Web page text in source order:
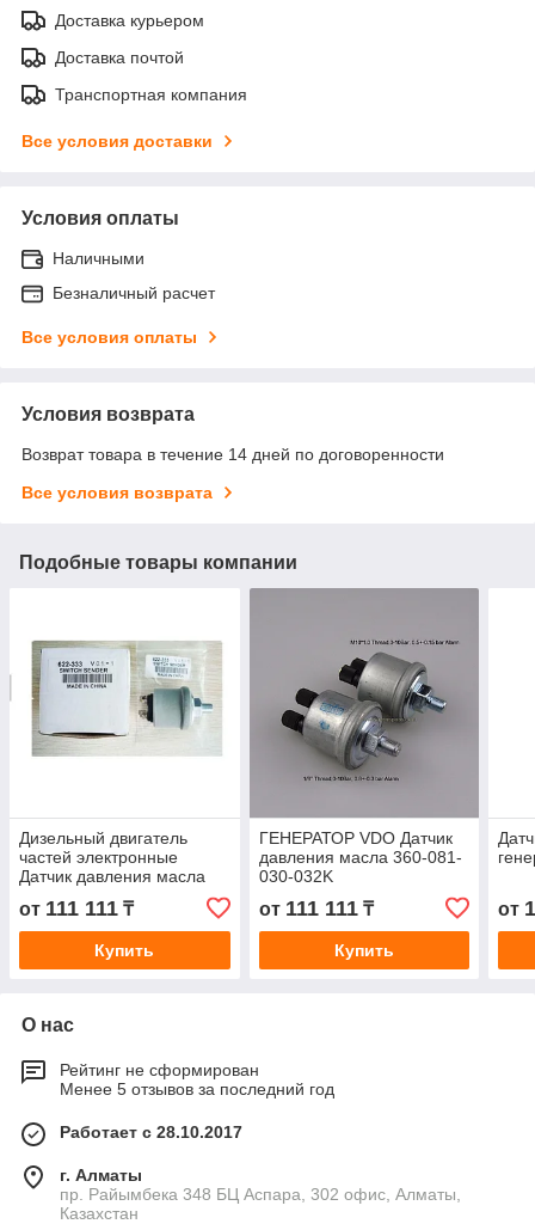
Доставка курьером
Доставка почтой
Транспортная компания
Все условия доставки
Условия оплаты
Наличными
Безналичный расчет
Все условия оплаты
Условия возврата
Возврат товара в течение 14 дней по договоренности
Все условия возврата
Подобные товары компании
Дизельный двигатель
частей электронные
Датчик давления масла
622-333 Товары в наличии
от 111 111 ₸
Купить
ГЕНЕРАТОР VDO Датчик
давления масла 360-081-
030-032K
от 111 111₸
Купить
от
О нас
Рейтинг не сформирован
Менее 5 отзывов за последний год
Работает с 28.10.2017
г. Алматы
пр. Райымбека 348 БЦ Аспара, 302 офис, Алматы,
Казахстан